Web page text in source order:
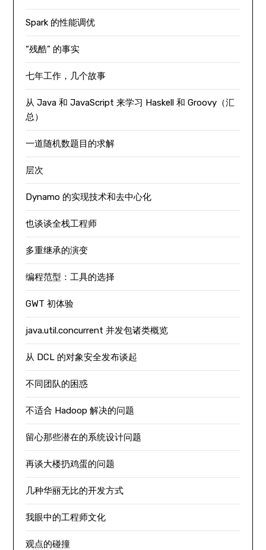
Spark 的性能调优
“残酷” 的事实
七年工作，几个故事
从 Java 和 JavaScript 来学习 Haskell 和 Groovy（汇
总）
一道随机数题目的求解
层次
Dynamo 的实现技术和去中心化
也谈谈全栈工程师
多重继承的演变
编程范型：工具的选择
GWT 初体验
java.util.concurrent 并发包诸类概览
从 DCL 的对象安全发布谈起
不同团队的困惑
不适合 Hadoop 解决的问题
留心那些潜在的系统设计问题
再谈大楼扔鸡蛋的问题
几种华丽无比的开发方式
我眼中的工程师文化
观点的碰撞